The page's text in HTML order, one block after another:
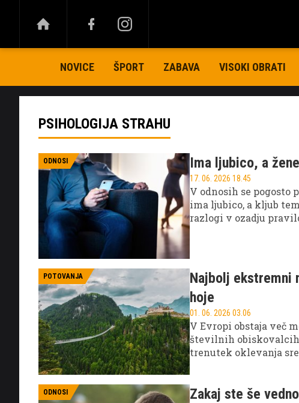
NOVICE ŠPORT ZABAVA VISOKI OBRATI
PSIHOLOGIJA STRAHU
ODNOSI Ima ljubico, a
17. 06. 2026 18.45
V odnosih se pogosto
ima ljubico, a kljub
razlogi v ozadju
POTOVANJA
Najbolj ekstremni
hoje
01. 06. 2026 03.06
V Evropi obstaja več
številnih obiskovalcih
trenutek oklevanja
ODNOSI
Zakaj ste še